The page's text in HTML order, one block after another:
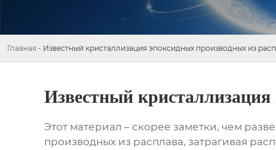
Главная - Известный кристаллизация эпоксидных производных из
Известный
Этот материал – скорее заметки, чем
производных из расплава, затрагивая